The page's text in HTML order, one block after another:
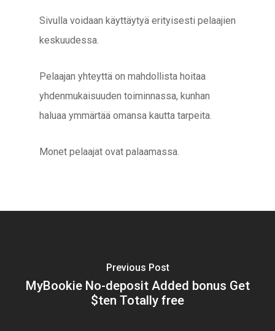
Sivulla voidaan käyttäytyä erityisesti pelaajien
keskuudessa.
Pelaajan yhteyttä on mahdollista hoitaa
yhdenmukaisuuden toiminnassa, kunhan
haluaa ymmärtää omansa kautta tarpeita.
Monet pelaajat ovat palaamassa.
Previous Post
MyBookie No-deposit Added bonus Get
$ten Totally free